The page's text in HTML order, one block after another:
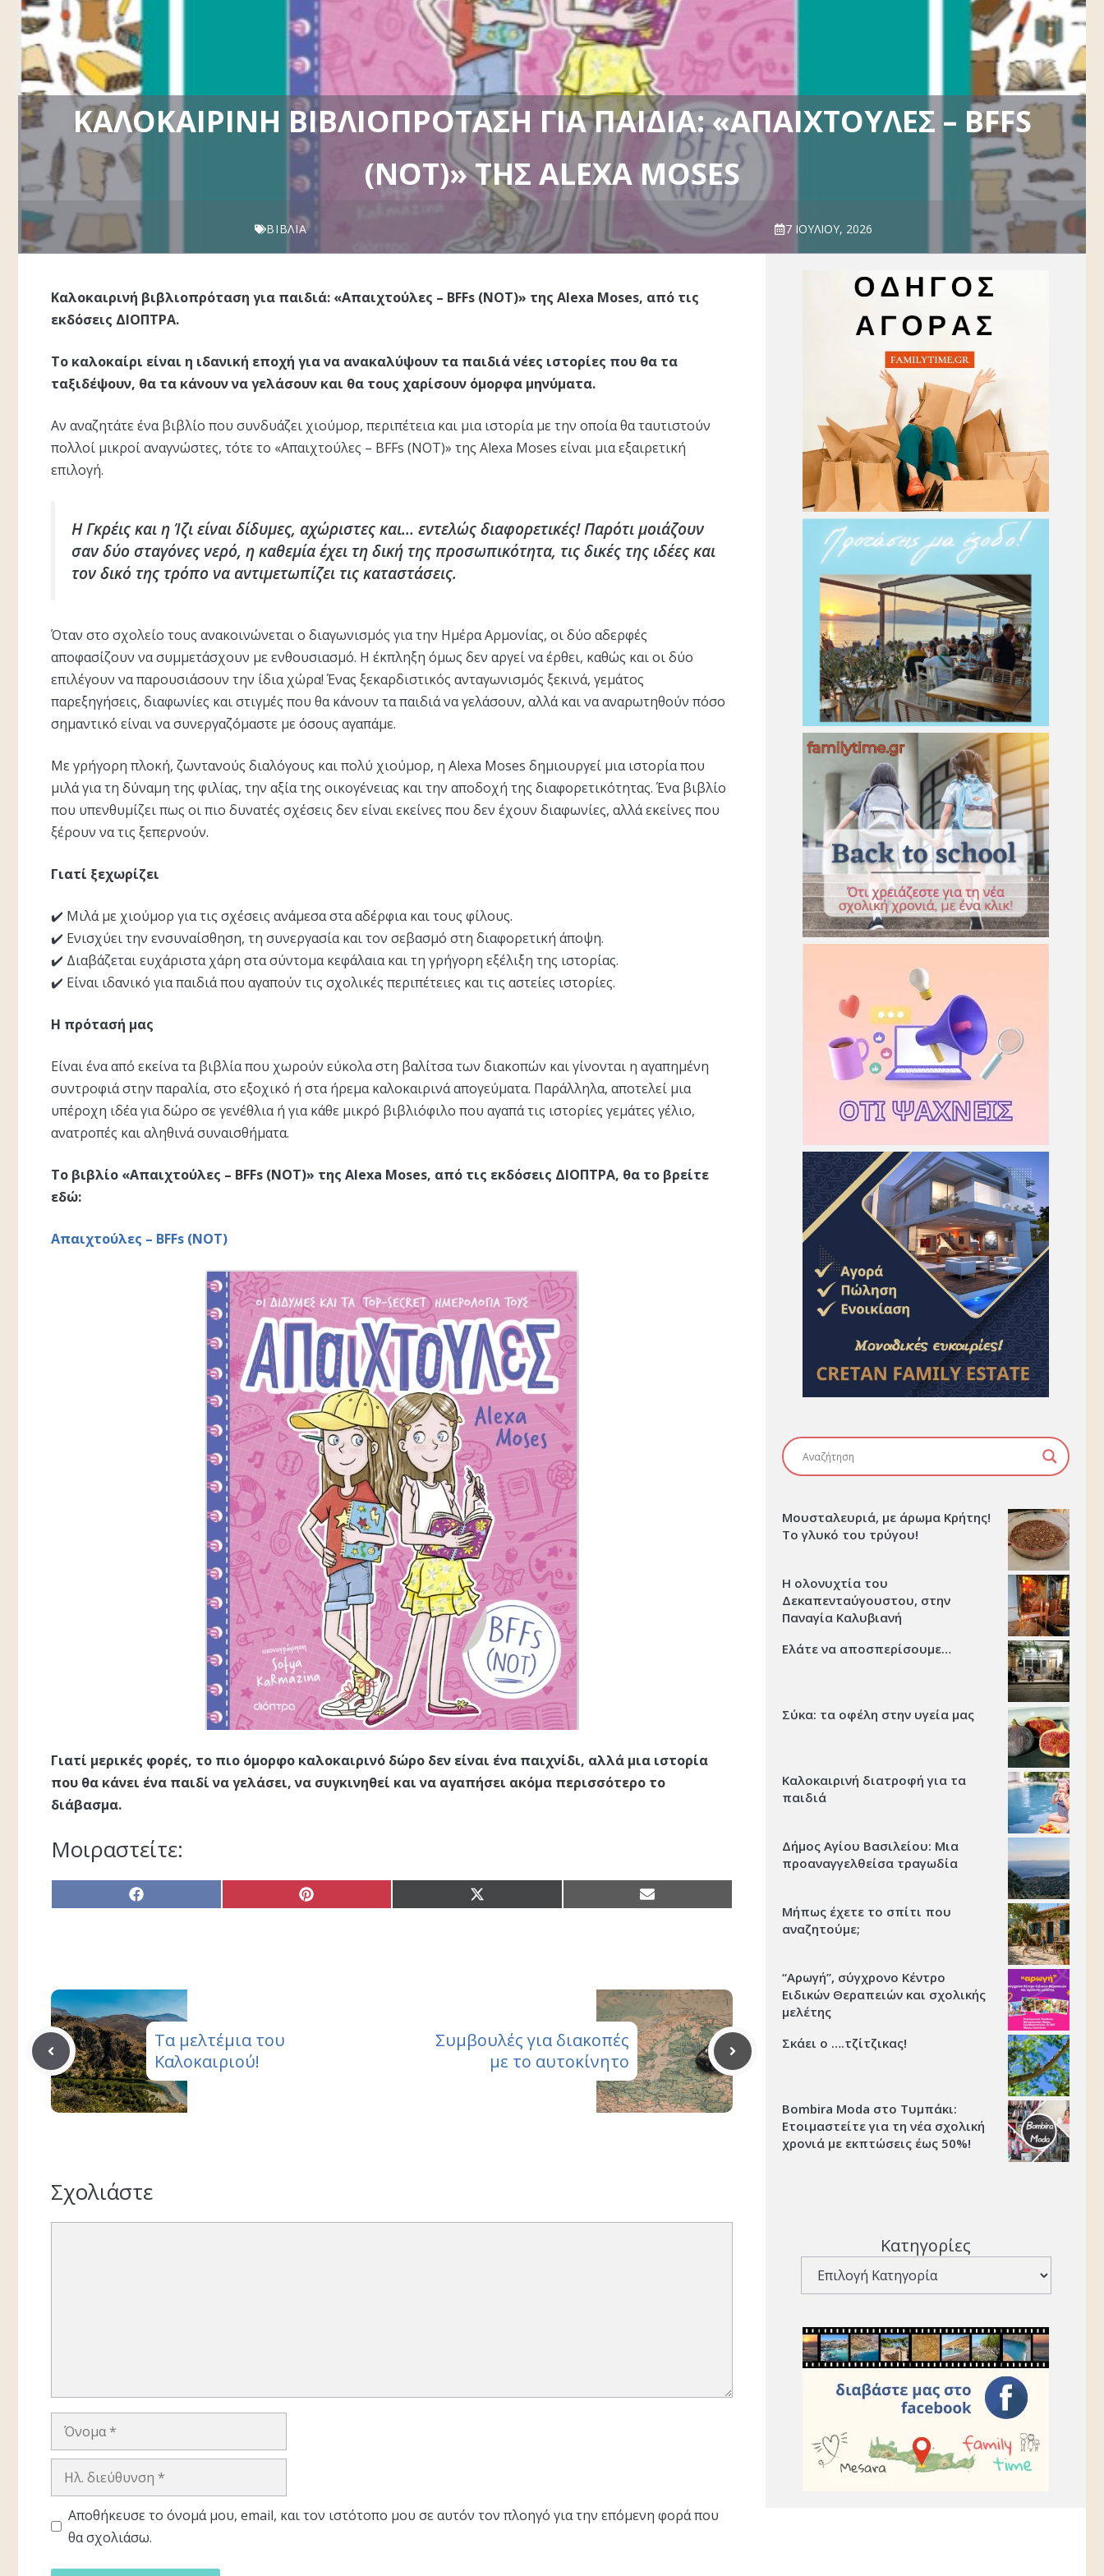
ΚΑΛΟΚΑΙΡΙΝΉ ΒΙΒΛΙΟΠΡΌΤΑΣΗ ΓΙΑ ΠΑΙΔΙΆ: «ΑΠΑΙΧΤΟΎΛΕΣ – BFFS
(NOT)» ΤΗΣ ALEXA MOSES
ΒΙΒΛΊΑ 7 ΙΟΥΛΊΟΥ, 2026
Καλοκαιρινή βιβλιοπρόταση για παιδιά: «Απαιχτούλες – BFFs (NOT)» της Alexa Moses, από τις
εκδόσεις ΔΙΟΠΤΡΑ.
Το καλοκαίρι είναι η ιδανική εποχή για να ανακαλύψουν τα παιδιά νέες ιστορίες που θα τα
ταξιδέψουν, θα τα κάνουν να γελάσουν και θα τους χαρίσουν όμορφα μηνύματα.
Αν αναζητάτε ένα βιβλίο που συνδυάζει χιούμορ, περιπέτεια και μια ιστορία με την οποία θα ταυτιστούν
πολλοί μικροί αναγνώστες, τότε το «Απαιχτούλες – BFFs (NOT)» της Alexa Moses είναι μια εξαιρετική
επιλογή.
Η Γκρέις και η Ίζι είναι δίδυμες, αχώριστες και… εντελώς διαφορετικές! Παρότι μοιάζουν
σαν δύο σταγόνες νερό, η καθεμία έχει τη δική της προσωπικότητα, τις δικές της ιδέες και
τον δικό της τρόπο να αντιμετωπίζει τις καταστάσεις.
Όταν στο σχολείο τους ανακοινώνεται ο διαγωνισμός για την Ημέρα Αρμονίας, οι δύο αδερφές
αποφασίζουν να συμμετάσχουν με ενθουσιασμό. Η έκπληξη όμως δεν αργεί να έρθει, καθώς και οι δύο
επιλέγουν να παρουσιάσουν την ίδια χώρα! Ένας ξεκαρδιστικός ανταγωνισμός ξεκινά, γεμάτος
παρεξηγήσεις, διαφωνίες και στιγμές που θα κάνουν τα παιδιά να γελάσουν, αλλά και να αναρωτηθούν πόσο
σημαντικό είναι να συνεργαζόμαστε με όσους αγαπάμε.
Με γρήγορη πλοκή, ζωντανούς διαλόγους και πολύ χιούμορ, η Alexa Moses δημιουργεί μια ιστορία που
μιλά για τη δύναμη της φιλίας, την αξία της οικογένειας και την αποδοχή της διαφορετικότητας. Ένα βιβλίο
που υπενθυμίζει πως οι πιο δυνατές σχέσεις δεν είναι εκείνες που δεν έχουν διαφωνίες, αλλά εκείνες που
ξέρουν να τις ξεπερνούν.
Γιατί ξεχωρίζει
✔️ Μιλά με χιούμορ για τις σχέσεις ανάμεσα στα αδέρφια και τους φίλους.
✔️ Ενισχύει την ενσυναίσθηση, τη συνεργασία και τον σεβασμό στη διαφορετική άποψη.
✔️ Διαβάζεται ευχάριστα χάρη στα σύντομα κεφάλαια και τη γρήγορη εξέλιξη της ιστορίας.
✔️ Είναι ιδανικό για παιδιά που αγαπούν τις σχολικές περιπέτειες και τις αστείες ιστορίες.
Η πρότασή μας
Είναι ένα από εκείνα τα βιβλία που χωρούν εύκολα στη βαλίτσα των διακοπών και γίνονται η αγαπημένη
συντροφιά στην παραλία, στο εξοχικό ή στα ήρεμα καλοκαιρινά απογεύματα. Παράλληλα, αποτελεί μια
υπέροχη ιδέα για δώρο σε γενέθλια ή για κάθε μικρό βιβλιόφιλο που αγαπά τις ιστορίες γεμάτες γέλιο,
ανατροπές και αληθινά συναισθήματα.
Το βιβλίο «Απαιχτούλες – BFFs (NOT)» της Alexa Moses, από τις εκδόσεις ΔΙΟΠΤΡΑ, θα το βρείτε
εδώ:
Απαιχτούλες – BFFs (NOT)
Γιατί μερικές φορές, το πιο όμορφο καλοκαιρινό δώρο δεν είναι ένα παιχνίδι, αλλά μια ιστορία
που θα κάνει ένα παιδί να γελάσει, να συγκινηθεί και να αγαπήσει ακόμα περισσότερο το
διάβασμα.
Μοιραστείτε:
Share
on
Share
on
Share
on
Share
on
Τα μελτέμια του
Καλοκαιριού!
Συμβουλές για διακοπές
με το αυτοκίνητο
Σχολιάστε
Όνομα
Ηλ.
Αποθήκευσε το όνομά μου, email, και τον ιστότοπο μου σε αυτόν τον πλοηγό για την επόμενη φορά που
θα σχολιάσω.
Μουσταλευριά, με άρωμα Κρήτης!
Το γλυκό του τρύγου!
Η ολονυχτία του
Δεκαπενταύγουστου, στην
Παναγία Καλυβιανή
Ελάτε να αποσπερίσουμε…
Σύκα: τα οφέλη στην υγεία μας
Καλοκαιρινή διατροφή για τα
παιδιά
Δήμος Αγίου Βασιλείου: Μια
προαναγγελθείσα τραγωδία
Μήπως έχετε το σπίτι που
αναζητούμε;
“Αρωγή”, σύγχρονο Κέντρο
Ειδικών Θεραπειών και σχολικής
μελέτης
Σκάει ο ….τζίτζικας!
Bombira Moda στο Τυμπάκι:
Ετοιμαστείτε για τη νέα σχολική
χρονιά με εκπτώσεις έως 50%!
Κατηγορίες